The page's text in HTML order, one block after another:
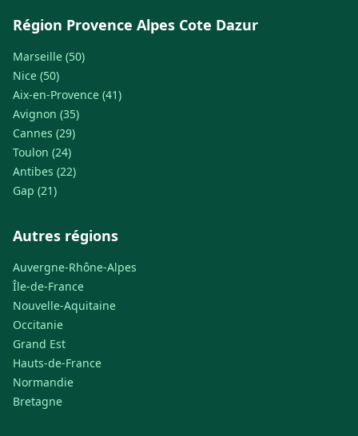
Région Provence Alpes Cote Dazur
Marseille (50)
Nice (50)
Aix-en-Provence (41)
Avignon (35)
Cannes (29)
Toulon (24)
Antibes (22)
Gap (21)
Autres régions
Auvergne-Rhône-Alpes
Île-de-France
Nouvelle-Aquitaine
Occitanie
Grand Est
Hauts-de-France
Normandie
Bretagne